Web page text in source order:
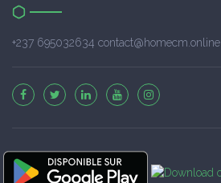
+237 695032634 contact@homecm.online